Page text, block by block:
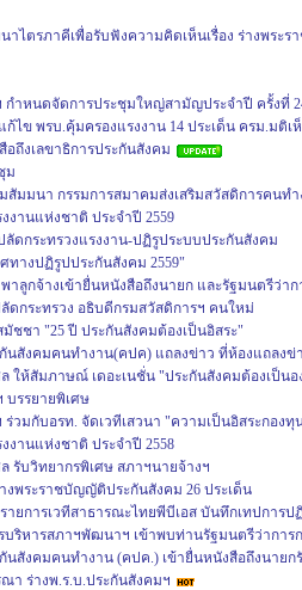
าไตรภาคีเพื่อรับฟังความคิดเห็นเรื่อง ร่างพระ
ำหนดจัดการประชุมใหญ่สามัญประจำปี ครั้งที่
ไข พรบ.คุ้มครองแรงงาน 14 ประเด็น ครม.มติเ
ถึงเลขาธิการประกันสังคม
ม
สัมมนา กรรมการสมาคมส่งเสริมสวัสดิการคนท
งานแห่งชาติ ประจำปี 2559
ดกระทรวงแรงงาน-ปฏิรูประบบประกันสังคม
ทางปฏิรูปประกันสังคม 2559"
าลูกจ้างเข้ายื่นหนังสือถึงนายก และรัฐมนตรีว่าก
ดกระทรวง อธิบดีกรมสวัสดิการฯ คนใหม่
ชชา "25 ปี ประกันสังคมต้องเป็นอิสระ"
นสังคมคนทำงาน(คปค) แถลงข่าว ที่ห้องแถลงข่
ให้สัมภาษณ์ เดอะเนชั่น "ประกันสังคมต้องเป็นอ
บรรยายพิเศษ
วมกับอรท. จัดเวทีเสวนา "ความเป็นอิสระกอง
งานแห่งชาติ ประจำปี 2558
รับวิทยากรพิเศษ สภาฯนายจ้างฯ
งพระราชบัญญัติประกันสังคม 26 ประเด็น
ายการเวทีสาธารณะไทยพีบีเอส บันทึกเทปการ
บริหารสภาฯพัฒนาฯ เข้าพบท่านรัฐมนตรีว่าการก
นสังคมคนทำงาน (คปค.) เข้ายื่นหนังสือถึงนาย
า ร่างพ.ร.บ.ประกันสังคมฯ